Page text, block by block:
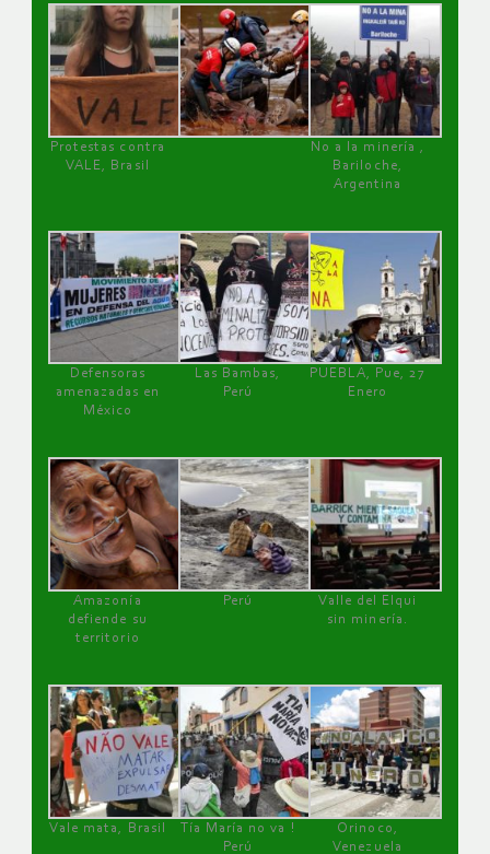
Protestas contra
VALE, Brasil
No a la minería ,
Bariloche,
Argentina
Defensoras
amenazadas en
México
Las Bambas,
Perú
PUEBLA, Pue, 27
Enero
Amazonía
defiende su
territorio
Perú
Valle del Elqui
sin minería.
Vale mata, Brasil
Tía María no va !
Perú
Orinoco,
Venezuela